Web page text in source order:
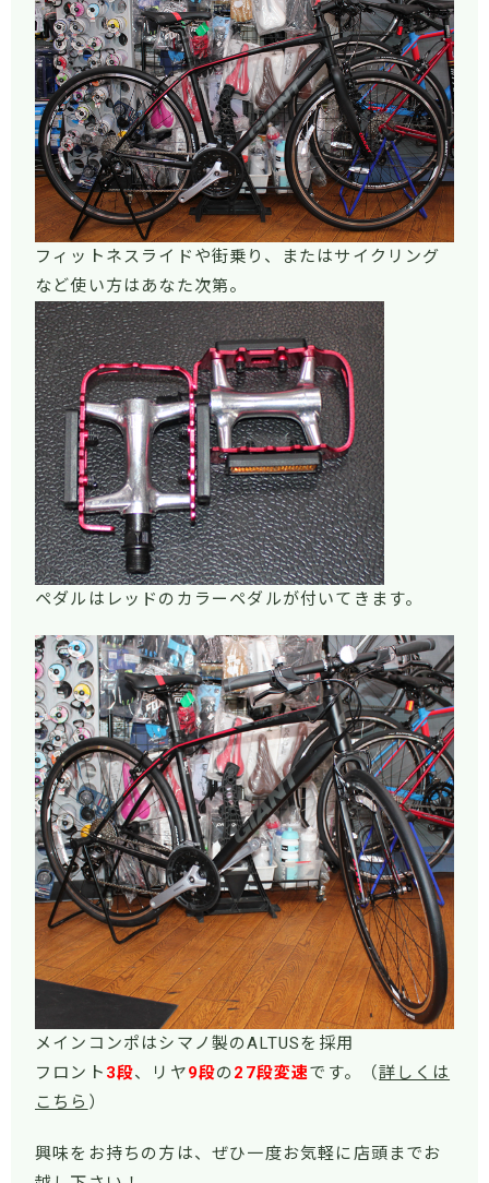
フィットネスライドや街乗り、またはサイクリング
など使い方はあなた次第。
ペダルはレッドのカラーペダルが付いてきます。
メインコンポはシマノ製のALTUSを採用
フロント 3段、リヤ9段の 27段変速です。（詳しくは
こちら ）
興味をお持ちの方は、ぜひ一度お気軽に店頭までお